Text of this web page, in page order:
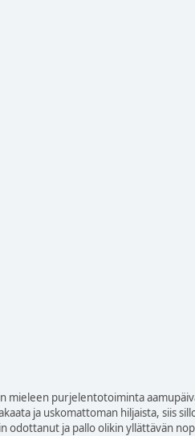
mieleen purjelentotoiminta
ja uskomattoman hiljaista, siis
odottanut ja pallo olikin yllättävän